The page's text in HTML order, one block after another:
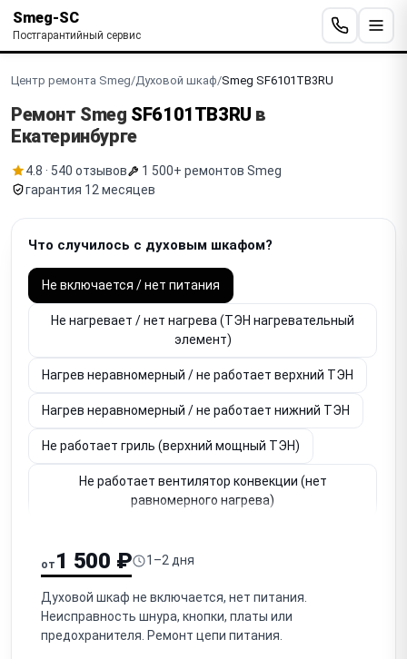
Smeg-SC
Постгарантийный сервис
Центр ремонта Smeg/Духовой шкаф/Smeg SF6101TB3RU
Ремонт Smeg SF6101TB3RU в
Екатеринбурге
4.8 · 540 отзывов
1 500+ ремонтов Smeg
гарантия 12 месяцев
Что случилось с духовым шкафом?
Не включается / нет питания
Не нагревает / нет нагрева (ТЭН нагревательный
элемент)
Нагрев неравномерный / не работает верхний ТЭН
Нагрев неравномерный / не работает нижний ТЭН
Не работает гриль (верхний мощный ТЭН)
Не работает вентилятор конвекции (нет
равномерного нагрева)
датчик)
Перегрев / аварийное отключение (термозащита)
Не работает таймер / автоотключение / программы
от 1 500 ₽ 1–2 дня
Духовой шкаф не включается, нет питания.
Неисправность шнура, кнопки, платы или
предохранителя. Ремонт цепи питания.